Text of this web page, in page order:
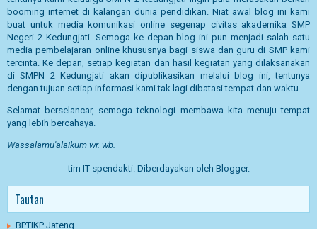
booming internet di kalangan dunia pendidikan. Niat awal blog ini kami
buat untuk media komunikasi online segenap civitas akademika SMP
Negeri 2 Kedungjati. Semoga ke depan blog ini pun menjadi salah satu
media pembelajaran online khususnya bagi siswa dan guru di SMP kami
tercinta. Ke depan, setiap kegiatan dan hasil kegiatan yang dilaksanakan
di SMPN 2 Kedungjati akan dipublikasikan melalui blog ini, tentunya
dengan tujuan setiap informasi kami tak lagi dibatasi tempat dan waktu.
Selamat berselancar, semoga teknologi membawa kita menuju tempat
yang lebih bercahaya.
Wassalamu'alaikum wr. wb.
tim IT spendakti. Diberdayakan oleh Blogger.
Tautan
BPTIKP Jateng